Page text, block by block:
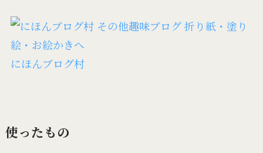
にほんブログ村
使ったもの